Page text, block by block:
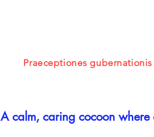
Praeceptiones
A calm, caring cocoon